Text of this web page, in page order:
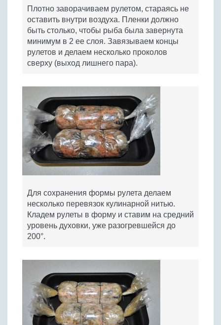
Плотно заворачиваем рулетом, стараясь не
оставить внутри воздуха. Пленки должно
быть столько, чтобы рыба была завернута
минимум в 2 ее слоя. Завязываем концы
рулетов и делаем несколько проколов
сверху (выход лишнего пара).
Для сохранения формы рулета делаем
несколько перевязок кулинарной нитью.
Кладем рулеты в форму и ставим на средний
уровень духовки, уже разогревшейся до
200°.